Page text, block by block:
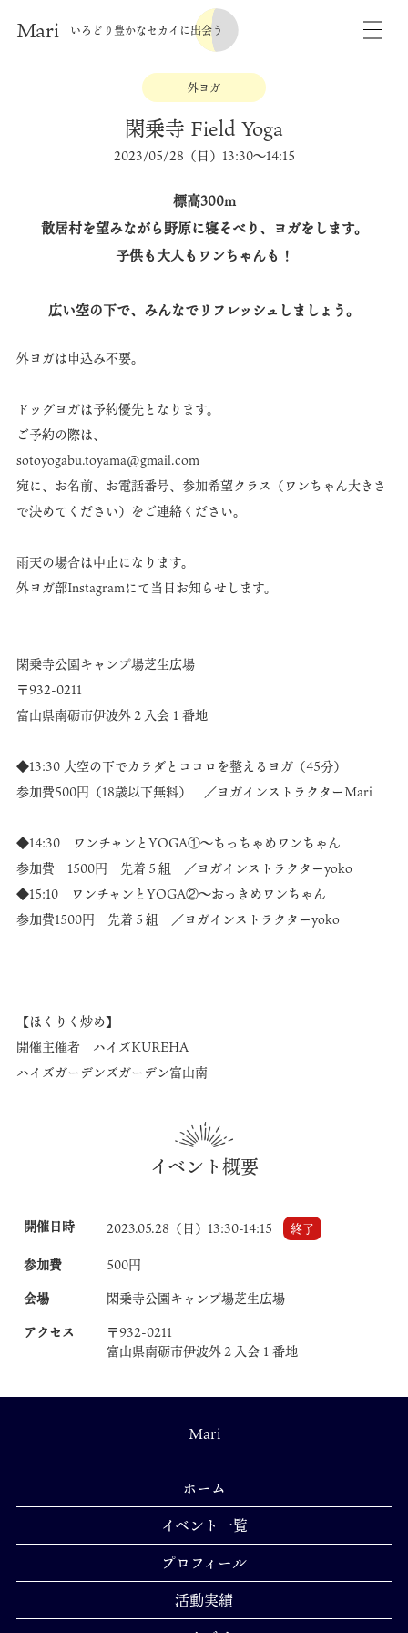
Mari いろどり豊かなセカイに出会う
外ヨガ
閑乗寺 Field Yoga
2023/05/28（日）13:30〜14:15
標高300m
散居村を望みながら野原に寝そべり、ヨガをします。
子供も大人もワンちゃんも！
広い空の下で、みんなでリフレッシュしましょう。
外ヨガは申込み不要。
ドッグヨガは予約優先となります。
ご予約の際は、
sotoyogabu.toyama@gmail.com
宛に、お名前、お電話番号、参加希望クラス（ワンちゃん大きさ
で決めてください）をご連絡ください。
雨天の場合は中止になります。
外ヨガ部Instagramにて当日お知らせします。
閑乗寺公園キャンプ場芝生広場
〒932-0211
富山県南砺市伊波外２入会１番地
◆13:30 大空の下でカラダとココロを整えるヨガ（45分）
参加費500円（18歳以下無料） ／ヨガインストラクターMari
◆14:30 ワンチャンとYOGA①〜ちっちゃめワンちゃん
参加費 1500円 先着５組 ／ヨガインストラクターyoko
◆15:10 ワンチャンとYOGA②〜おっきめワンちゃん
参加費1500円 先着５組 ／ヨガインストラクターyoko
【ほくりく炒め】
開催主催者 ハイズKUREHA
ハイズガーデンズガーデン富山南
イベント概要
開催日時 2023.05.28（日）13:30-14:15 終了
参加費
500円
会場
閑乗寺公園キャンプ場芝生広場
アクセス
〒932-0211
富山県南砺市伊波外２入会１番地
Mari
ホーム
イベント一覧
プロフィール
活動実績